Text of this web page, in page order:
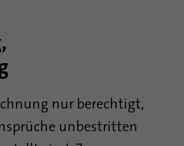
nur berechtigt,
unbestritten